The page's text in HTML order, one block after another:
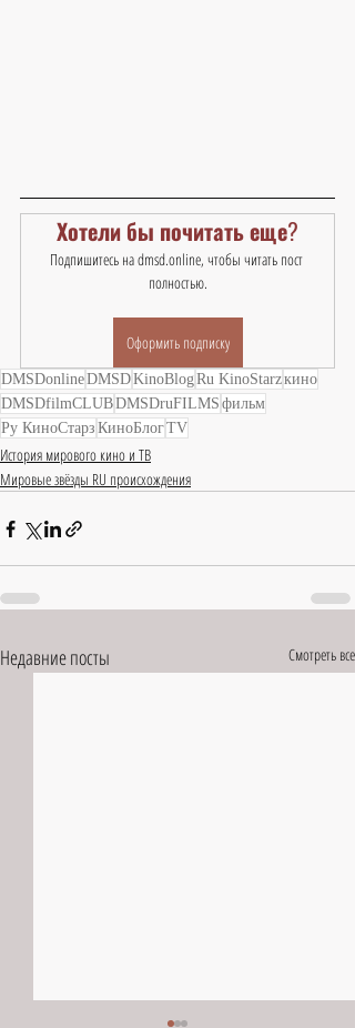
Хотели бы почитать еще?
Подпишитесь на dmsd.online, чтобы читать пост
полностью.
Оформить подписку
DMSDonlineDMSDKinoBlogRu KinoStarzкино
DMSDfilmCLUBDMSDruFILMS фильм
Ру КиноСтарз КиноБлогTV
История мирового кино и ТВ
Мировые звёзды RU происхождения
Недавние посты Смотреть все